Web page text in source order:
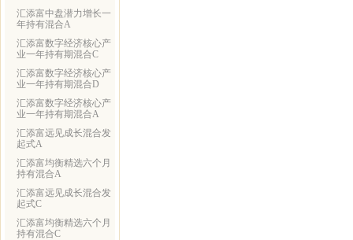
汇添富中盘潜力增长一
年持有混合A
汇添富数字经济核心产
业一年持有期混合C
汇添富数字经济核心产
业一年持有期混合D
汇添富数字经济核心产
业一年持有期混合A
汇添富远见成长混合发
起式A
汇添富均衡精选六个月
持有混合A
汇添富远见成长混合发
起式C
汇添富均衡精选六个月
持有混合C